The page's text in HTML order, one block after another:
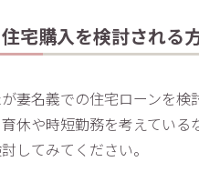
宅購入を検討される
妻名義での住宅ローンを検
休や時短勤務を考えている
してみてください。